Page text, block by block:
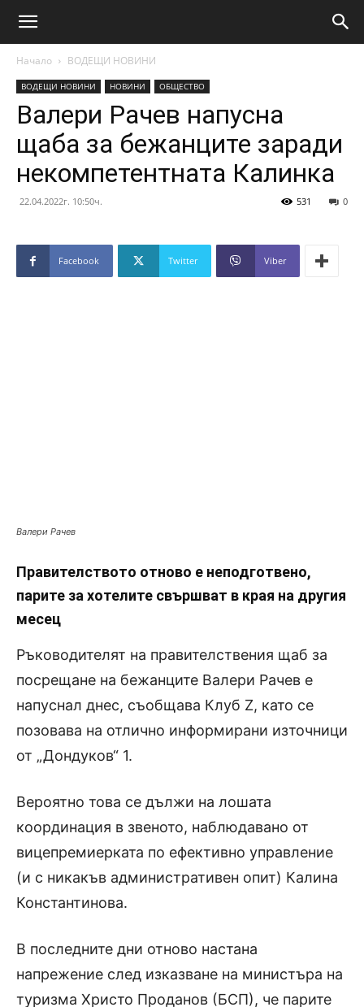
Начало ВОДЕЩИ НОВИНИ
ВОДЕЩИ НОВИНИ НОВИНИ ОБЩЕСТВО
Валери Рачев напусна
щаба за бежанците заради
некомпетентната Калинка
22.04.2022г. 10:50ч. 0
531
Facebook Twitter Viber
Валери Рачев
Правителството отново е неподготвено,
парите за хотелите свършват в края на другия
месец
Ръководителят на правителствения щаб за
посрещане на бежанците Валери Рачев е
напуснал днес, съобщава Клуб Z, като се
позовава на отлично информирани източници
от „Дондуков“ 1.
Вероятно това се дължи на лошата
координация в звеното, наблюдавано от
вицепремиерката по ефективно управление
(и с никакъв административен опит) Калина
Константинова.
В последните дни отново настана
напрежение след изказване на министъра на
туризма Христо Проданов (БСП), че парите